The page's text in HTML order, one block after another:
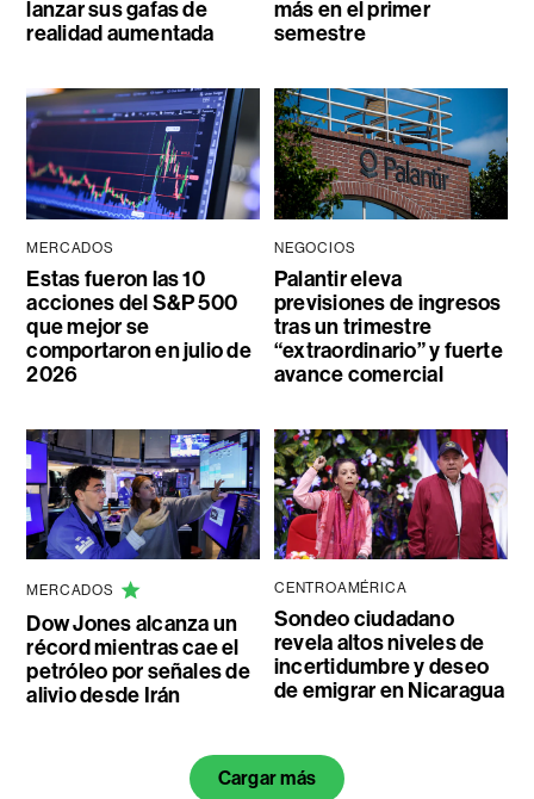
lanzar sus gafas de
realidad aumentada
más en el primer
semestre
MERCADOS
Estas fueron las 10
acciones del S&P 500
que mejor se
comportaron en julio de
2026
NEGOCIOS
Palantir eleva
previsiones de ingresos
tras un trimestre
“extraordinario” y fuerte
avance comercial
MERCADOS
Dow Jones alcanza un
récord mientras cae el
petróleo por señales de
alivio desde Irán
CENTROAMÉRICA
Sondeo ciudadano
revela altos niveles de
incertidumbre y deseo
de emigrar en Nicaragua
Cargar más